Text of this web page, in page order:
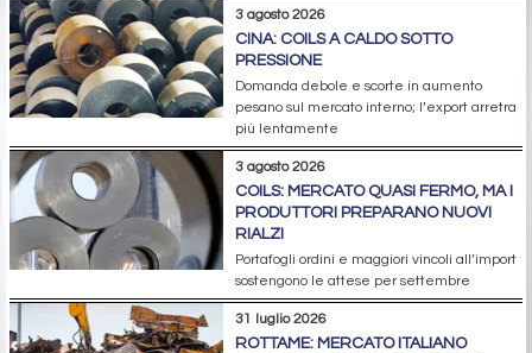
3 agosto 2026
CINA: COILS A CALDO SOTTO
PRESSIONE
Domanda debole e scorte in aumento
pesano sul mercato interno; l’export arretra
più lentamente
3 agosto 2026
COILS: MERCATO QUASI FERMO, MA I
PRODUTTORI PREPARANO NUOVI
RIALZI
Portafogli ordini e maggiori vincoli all’import
sostengono le attese per settembre
31 luglio 2026
ROTTAME: MERCATO ITALIANO